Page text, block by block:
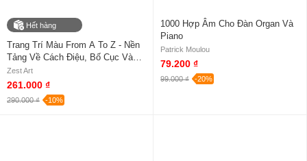
Hết hàng
Trang Trí Màu From A To Z - Nền
Tảng Về Cách Điệu, Bố Cục Và
Màu Sắc
Zest Art
261.000 ₫
290.000 ₫ -10%
1000 Hợp Âm Cho Đàn Organ Và
Piano
Patrick Moulou
79.200 ₫
99.000 ₫ -20%